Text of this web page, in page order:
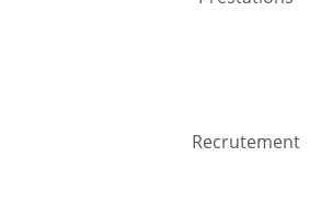
Recrutement